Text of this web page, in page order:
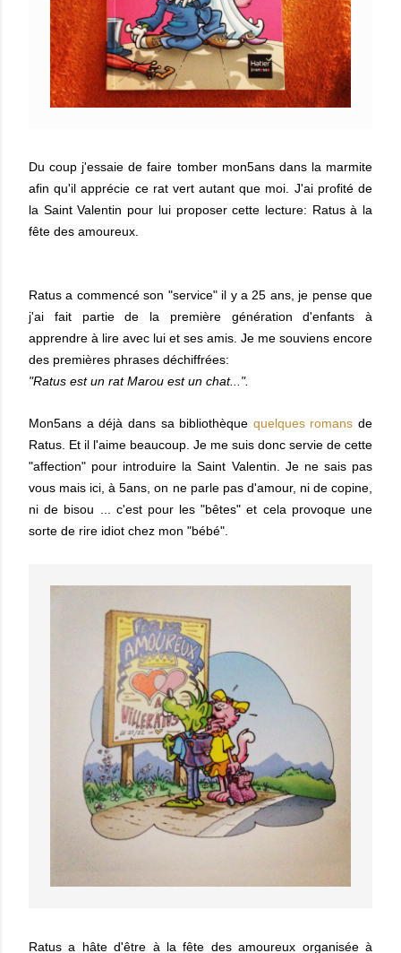
Du coup j'essaie de faire tomber mon5ans dans la marmite
afin qu'il apprécie ce rat vert autant que moi. J'ai profité de
la Saint Valentin pour lui proposer cette lecture: Ratus à la
fête des amoureux.
Ratus a commencé son "service" il y a 25 ans, je pense que
j'ai fait partie de la première génération d'enfants à
apprendre à lire avec lui et ses amis. Je me souviens encore
des premières phrases déchiffrées:
"Ratus est un rat Marou est un chat...".
Mon5ans a déjà dans sa bibliothèque quelques romans de
Ratus. Et il l'aime beaucoup. Je me suis donc servie de cette
"affection" pour introduire la Saint Valentin. Je ne sais pas
vous mais ici, à 5ans, on ne parle pas d'amour, ni de copine,
ni de bisou ... c'est pour les "bêtes" et cela provoque une
sorte de rire idiot chez mon "bébé".
Ratus a hâte d'être à la fête des amoureux organisée à